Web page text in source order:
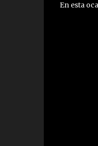
En esta